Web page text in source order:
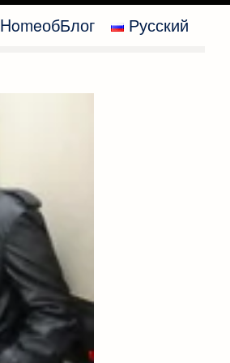
HomeобБлог Русский